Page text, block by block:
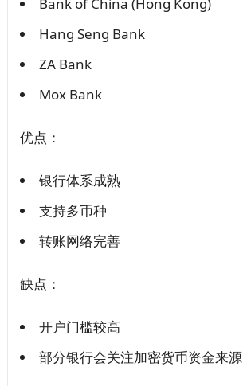
Hang Seng Bank
ZA Bank
Mox Bank
优点：
银行体系成熟
支持多币种
转账网络完善
缺点：
开户门槛较高
部分银行会关注加密货币资金来源